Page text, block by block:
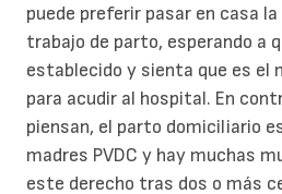
puede preferir pasar en casa
trabajo de parto, esperando a
establecido y sienta que es el
para acudir al hospital. En
piensan, el parto domiciliario
madres PVDC y hay muchas
este derecho tras dos o más